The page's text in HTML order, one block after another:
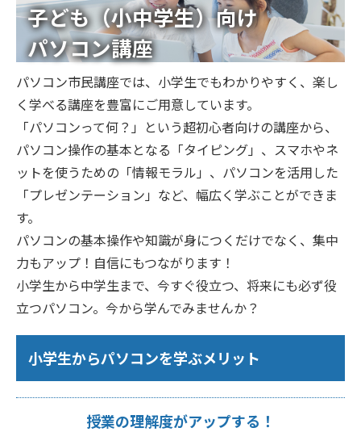
子ども（小中学生）向け
パソコン講座
パソコン市民講座では、小学生でもわかりやすく、楽し
く学べる講座を豊富にご用意しています。
「パソコンって何？」という超初心者向けの講座から、
パソコン操作の基本となる「タイピング」、スマホやネ
ットを使うための「情報モラル」、パソコンを活用した
「プレゼンテーション」など、幅広く学ぶことができま
す。
パソコンの基本操作や知識が身につくだけでなく、集中
力もアップ！自信にもつながります！
小学生から中学生まで、今すぐ役立つ、将来にも必ず役
立つパソコン。今から学んでみませんか？
小学生からパソコンを学ぶメリット
授業の理解度がアップする！